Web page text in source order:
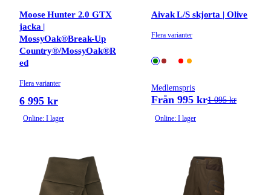
Moose Hunter 2.0 GTX
jacka |
MossyOak®Break-Up
Country®/MossyOak®R
ed
Flera varianter
6 995 kr
Online: I lager
Aivak L/S skjorta | Olive
Flera varianter
Medlemspris
Från 995 kr1 095 kr
Online: I lager